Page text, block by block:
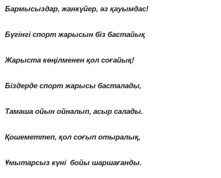
Бармысыздар, жанкүйер, әз қауымдас!
Бүгінгі спорт жарысын біз бастайық
Жарыста көңілменен қол соғайық!
Біздерде спорт жарысы басталады,
Тамаша ойын ойналып, асыр салады.
Қошеметтеп, қол соғып отыралық,
Ұмытарсыз күні бойы шаршағанды.